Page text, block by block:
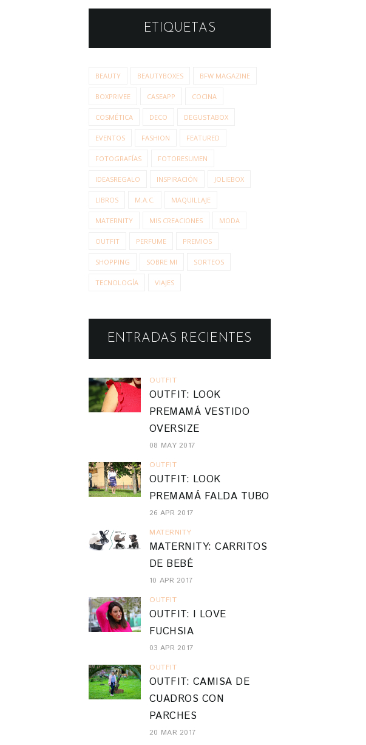
ETIQUETAS
BEAUTY BEAUTYBOXES BFW MAGAZINE
BOXPRIVEE CASEAPP COCINA
COSMÉTICA DECO DEGUSTABOX
EVENTOS FASHION FEATURED
FOTOGRAFÍAS FOTORESUMEN
IDEASREGALO INSPIRACIÓN JOLIEBOX
LIBROS M.A.C. MAQUILLAJE
MATERNITY MIS CREACIONES MODA
OUTFIT PERFUME PREMIOS
SHOPPING SOBRE MI SORTEOS
TECNOLOGÍA VIAJES
ENTRADAS RECIENTES
OUTFIT
OUTFIT: LOOK
PREMAMÁ VESTIDO
OVERSIZE
08 MAY 2017
OUTFIT
OUTFIT: LOOK
PREMAMÁ FALDA TUBO
26 APR 2017
MATERNITY
MATERNITY: CARRITOS
DE BEBÉ
10 APR 2017
OUTFIT
OUTFIT: I LOVE
FUCHSIA
03 APR 2017
OUTFIT
OUTFIT: CAMISA DE
CUADROS CON
PARCHES
20 MAR 2017